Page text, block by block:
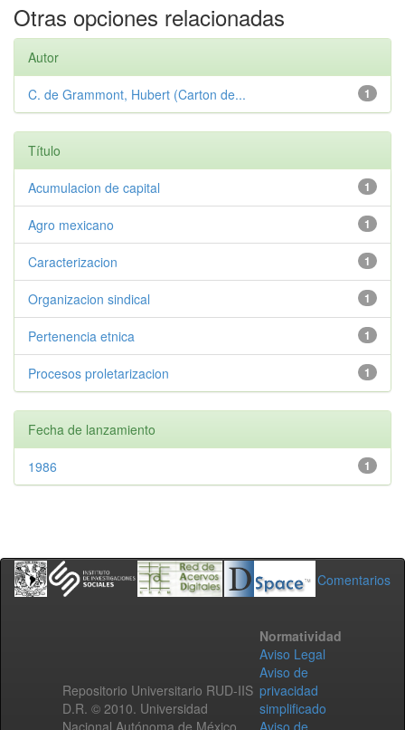
Otras opciones relacionadas
Autor
1
C. de Grammont, Hubert (Carton de...
Título
1
Acumulacion de capital
1
Agro mexicano
1
Caracterizacion
1
Organizacion sindical
1
Pertenencia etnica
1
Procesos proletarizacion
Fecha de lanzamiento
1
1986
Comentarios
Repositorio Universitario RUD-IIS
D.R. © 2010. Universidad
Nacional Autónoma de México.
Normatividad
Aviso Legal
Aviso de
privacidad
simplificado
Aviso de